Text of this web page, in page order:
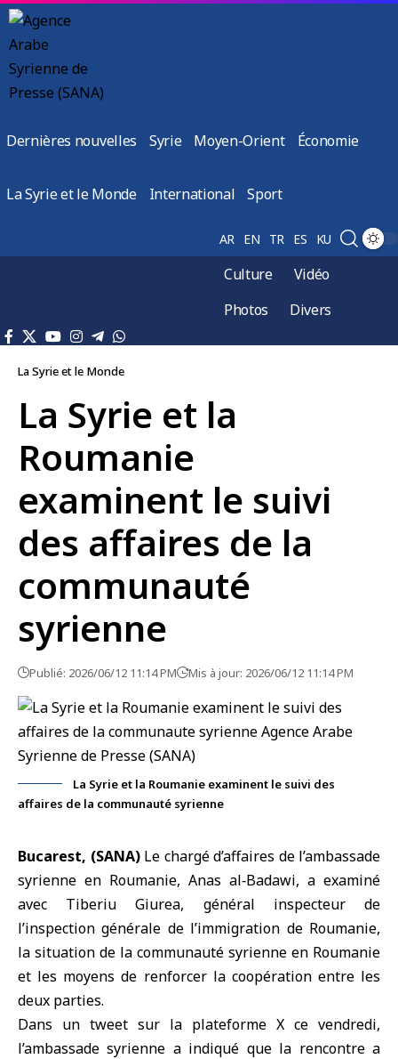
Dernières nouvelles Syrie Moyen-Orient Économie
La Syrie et le Monde International Sport
AR EN TR ES KU
Culture
Vidéo
Photos
Divers
La Syrie et le Monde
La Syrie et la
Roumanie
examinent le suivi
des affaires de la
communauté
syrienne
Publié: 2026/06/12 11:14 PM Mis à jour: 2026/06/12 11:14 PM
La Syrie et la Roumanie examinent le suivi des
affaires de la communauté syrienne
Bucarest, (SANA)Le chargé d’affaires de l’ambassade
syrienne en Roumanie, Anas al‑Badawi, a examiné
avec Tiberiu Giurea, général inspecteur de
l’inspection générale de l’immigration de Roumanie,
la situation de la communauté syrienne en Roumanie
et les moyens de renforcer la coopération entre les
deux parties.
Dans un tweet sur la plateforme X ce vendredi,
l’ambassade syrienne a indiqué que la rencontre a